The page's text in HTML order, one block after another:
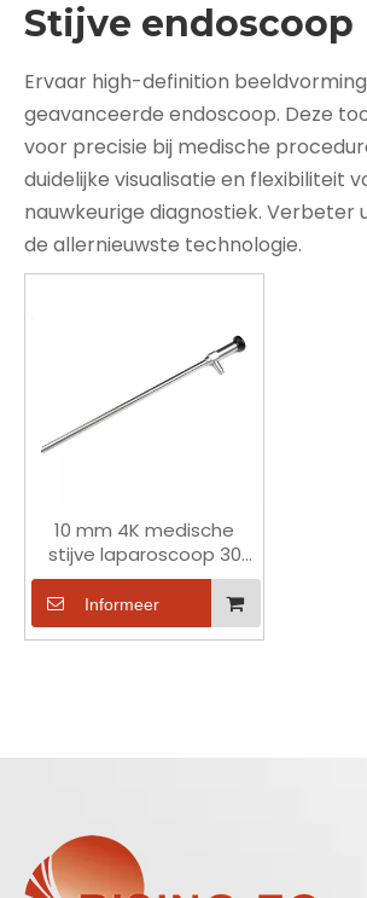
Stijve endoscoop
Ervaar high-definition
geavanceerde endoscoop. Deze
voor precisie bij medische
duidelijke visualisatie en flexibiliteit
nauwkeurige diagnostiek. Verbeter
de allernieuwste technologie.
10 mm 4K medische
stijve laparoscoop 30
graden
Informeer